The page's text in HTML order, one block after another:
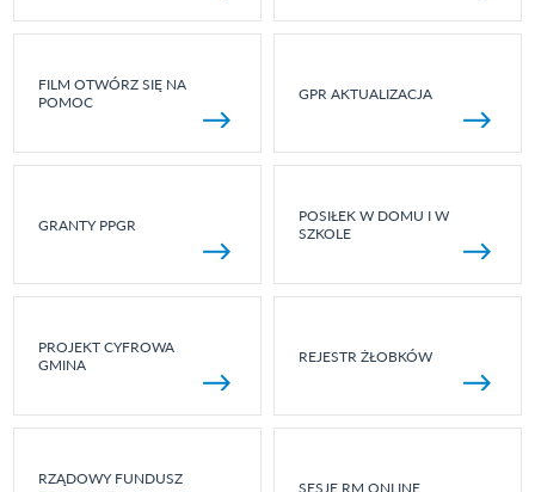
FILM OTWÓRZ SIĘ NA
POMOC
GPR AKTUALIZACJA
GRANTY PPGR
POSIŁEK W DOMU I W
SZKOLE
PROJEKT CYFROWA
GMINA
REJESTR ŻŁOBKÓW
RZĄDOWY FUNDUSZ
SESJE RM ONLINE